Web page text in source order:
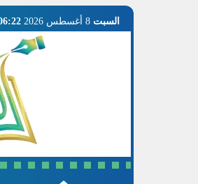
السبت 06:22